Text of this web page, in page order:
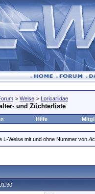
> Welse > Loricariidae
und Züchterliste
Hilfe
L-Welse mit und ohne Nummer von